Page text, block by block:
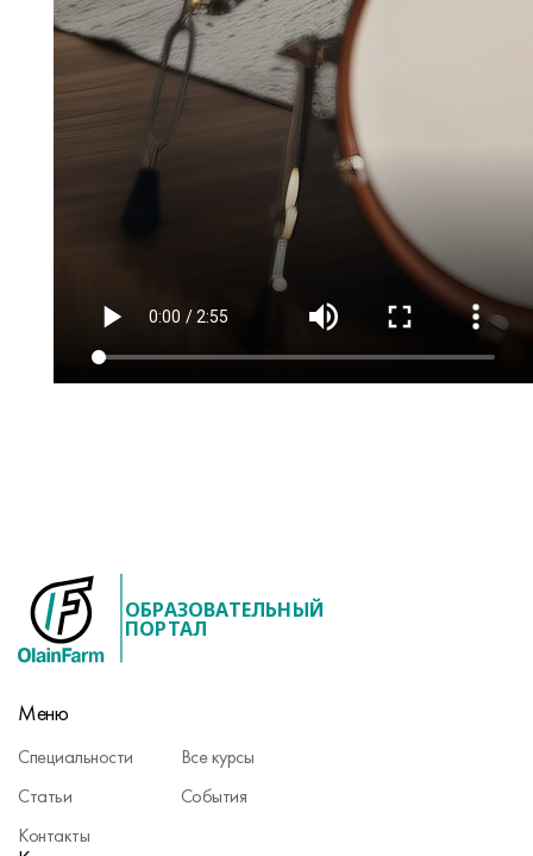
ОБРАЗОВАТЕЛЬНЫЙ
ПОРТАЛ
Меню
Специальности
Все курсы
Статьи
События
Контакты